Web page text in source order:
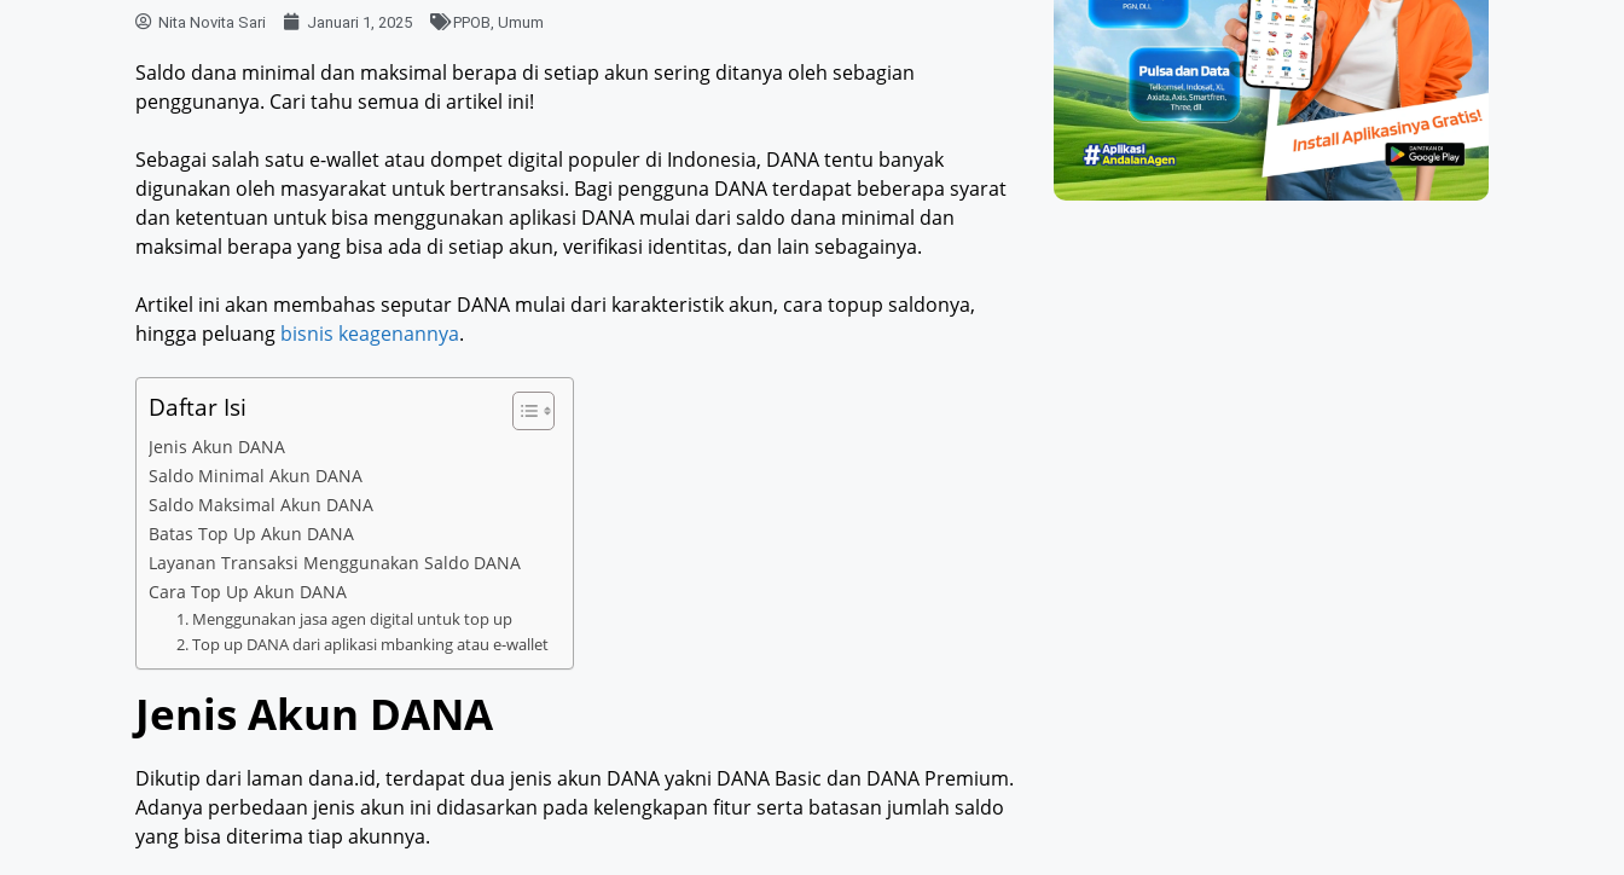
Nita Novita Sari Januari 1, 2025 PPOB Umum
Saldo dana minimal dan maksimal berapa di setiap akun sering ditanya oleh sebagian
penggunanya. Cari tahu semua di artikel ini!
Sebagai salah satu e-wallet atau dompet digital populer di Indonesia, DANA tentu banyak
digunakan oleh masyarakat untuk bertransaksi. Bagi pengguna DANA terdapat beberapa syarat
dan ketentuan untuk bisa menggunakan aplikasi DANA mulai dari saldo dana minimal dan
maksimal berapa yang bisa ada di setiap akun, verifikasi identitas, dan lain sebagainya.
Artikel ini akan membahas seputar DANA mulai dari karakteristik akun, cara topup saldonya,
hingga peluang bisnis keagenannya.
Daftar Isi
Jenis Akun DANA
Saldo Minimal Akun DANA
Saldo Maksimal Akun DANA
Batas Top Up Akun DANA
Layanan Transaksi Menggunakan Saldo DANA
Cara Top Up Akun DANA
1. Menggunakan jasa agen digital untuk top up
2. Top up DANA dari aplikasi mbanking atau e-wallet
Jenis Akun DANA
Dikutip dari laman dana.id, terdapat dua jenis akun DANA yakni DANA Basic dan DANA Premium.
Adanya perbedaan jenis akun ini didasarkan pada kelengkapan fitur serta batasan jumlah saldo
yang bisa diterima tiap akunnya.